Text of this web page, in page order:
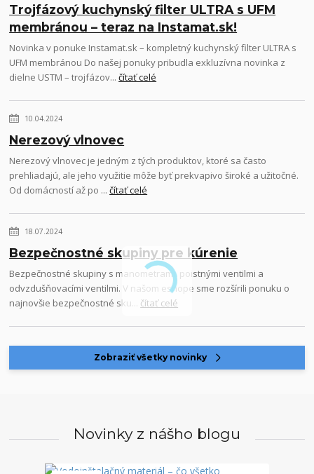
Trojfázový kuchynský filter ULTRA s UFM
membránou – teraz na Instamat.sk!
Novinka v ponuke Instamat.sk – kompletný kuchynský filter ULTRA s
UFM membránou Do našej ponuky pribudla exkluzívna novinka z
dielne USTM – trojfázov...čítať celé
10.04.2024
Nerezový vlnovec
Nerezový vlnovec je jedným z tých produktov, ktoré sa často
prehliadajú, ale jeho využitie môže byť prekvapivo široké a užitočné.
Od domácností až po ...čítať celé
18.07.2024
Bezpečnostné skupiny pre kúrenie
Bezpečnostné skupiny s manometrami, poistnými ventilmi a
odvzdušňovacími ventilmi. V našom eshope sme rozšírili ponuku o
najnovšie bezpečnostné sku... čítať celé
Zobraziť všetky novinky
Novinky z nášho blogu